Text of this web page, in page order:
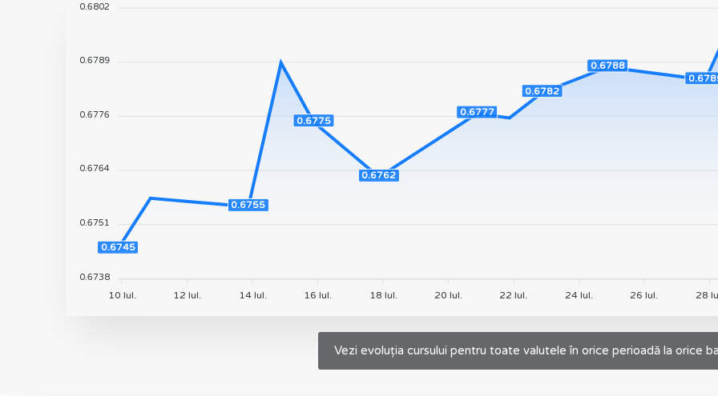
10 Iul. 12 Iul. 14 Iul. 16 Iul. 18 Iul. 20 Iul. 22 Iul. 24 Iul. 26 Iul. 28
0.6745
0.6755
0.6775
0.6762
0.6777
0.6782
0.6788
0.6802
0.6789
0.6776
0.6764
0.6751
0.6738
Vezi evoluția cursului pentru toate valutele în orice perioadă la orice